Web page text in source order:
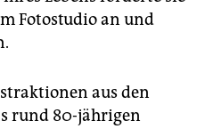
Fotostudio an und
aus den
rund 80-jährigen